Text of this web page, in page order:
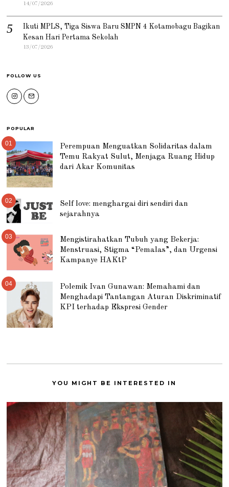
14/07/2026
Ikuti MPLS, Tiga Siswa Baru SMPN 4 Kotamobagu Bagikan
Kesan Hari Pertama Sekolah
13/07/2026
FOLLOW US
POPULAR
01
Perempuan Menguatkan Solidaritas dalam
Temu Rakyat Sulut, Menjaga Ruang Hidup
dari Akar Komunitas
02
Self love: menghargai diri sendiri dan
sejarahnya
03
Mengistirahatkan Tubuh yang Bekerja:
Menstruasi, Stigma “Pemalas”, dan Urgensi
Kampanye HAKtP
04
Polemik Ivan Gunawan: Memahami dan
Menghadapi Tantangan Aturan Diskriminatif
KPI terhadap Ekspresi Gender
YOU MIGHT BE INTERESTED IN